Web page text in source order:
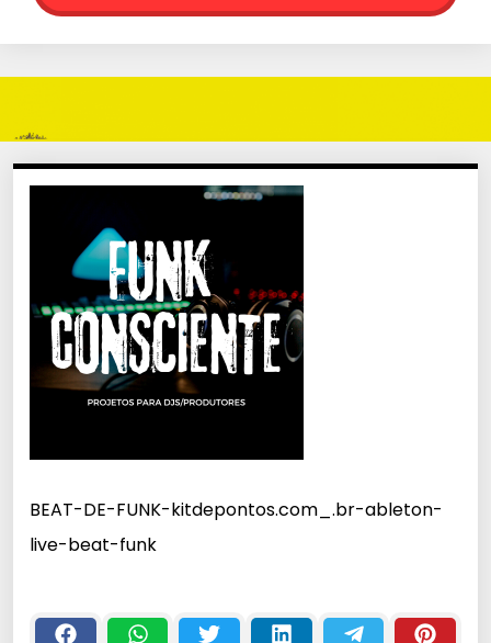
BEAT-DE-FUNK-kitdepontos.com_.br-ableton-
live-beat-funk